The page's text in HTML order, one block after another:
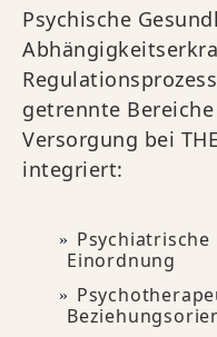
Psychische
getrennte
Versorgung bei
integriert:
Einordnung